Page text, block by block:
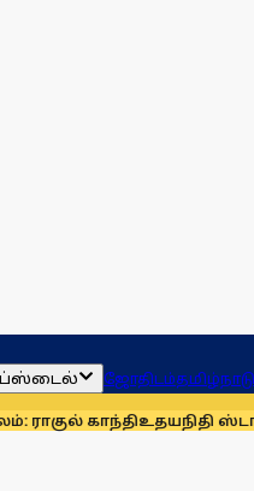
ஜோதிடம்தமிழ்நாடு
காந்திஉதயநிதி